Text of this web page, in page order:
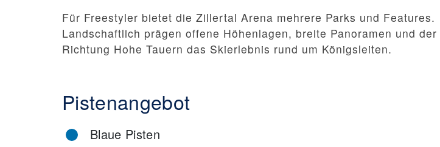
Für Freestyler bietet die Zillertal Arena mehrere Parks und Features.
Landschaftlich prägen offene Höhenlagen, breite Panoramen und der
Richtung Hohe Tauern das Skierlebnis rund um Königsleiten.
Pistenangebot
Blaue Pisten